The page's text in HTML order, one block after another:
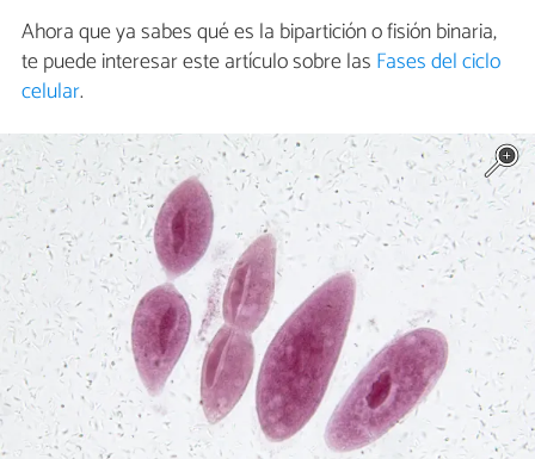
Ahora que ya sabes qué es la bipartición o fisión binaria,
te puede interesar este artículo sobre las Fases del ciclo
celular.